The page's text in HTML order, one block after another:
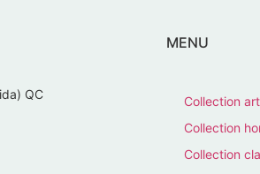
QC
MENU
Collection
Collection
Collection